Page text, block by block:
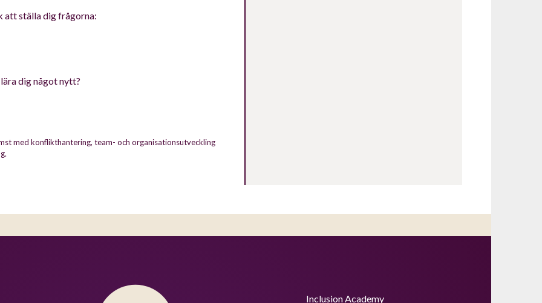
att ställa dig frågorna:
dig något nytt?
med konflikthantering, team- och organisationsutveckling
Inclusion Academy